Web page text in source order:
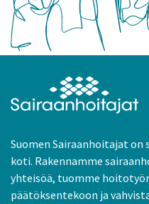
Suomen Sairaanhoitajat
koti. Rakennamme
yhteisöä, tuomme
päätöksentekoon ja